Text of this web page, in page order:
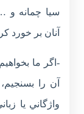
سيا چمانه و
آنان بر خورد
-اگر ما
آن را
واژگاني يا